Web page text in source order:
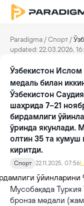
Paradigma /Спорт /
updated: 22.03.2026,
Ўзбекистон Ислом
медаль билан
Ўзбекистон
шаҳрида 7–21
бирдамлиги
ўринда якунлади.
олтин 35 та кумуш
киритди.
Спорт 22.11.2025, 07:56
Мусобақада Туркия
бронза медали